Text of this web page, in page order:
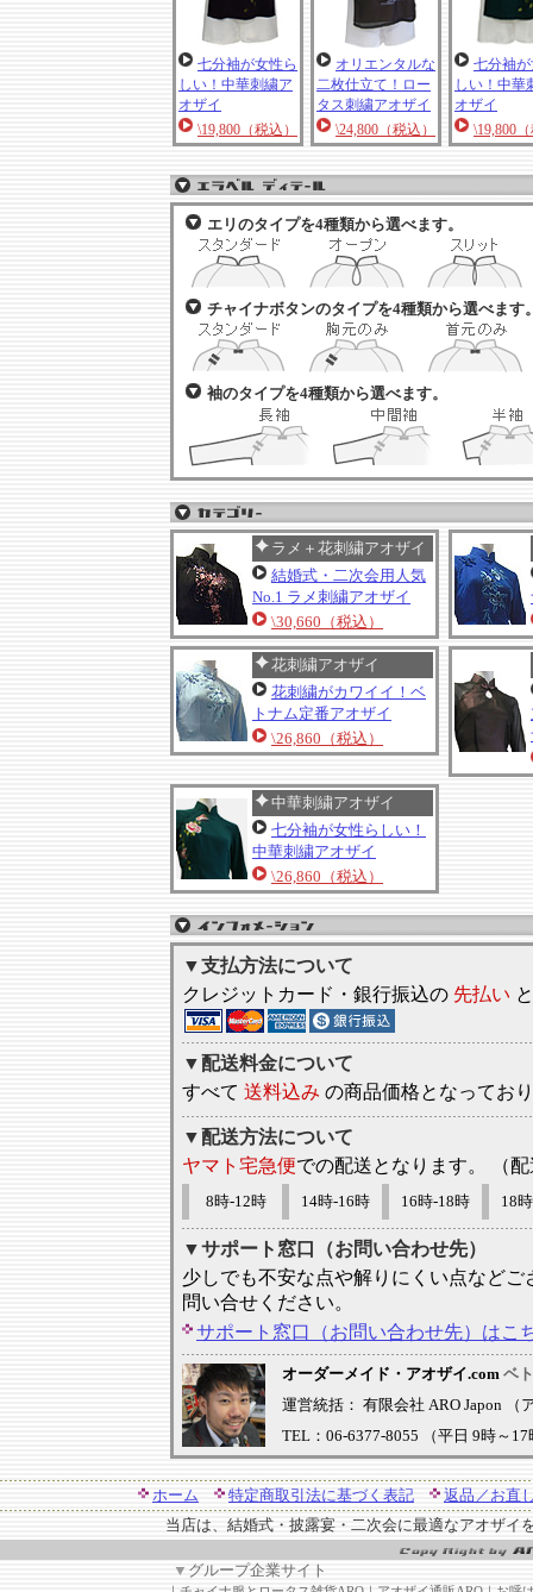
七分袖が女性ら
しい！中華刺繍ア
オザイ
\19,800（税込）
オリエンタルな
二枚仕立て！ロー
タス刺繍アオザイ
\24,800（税込）
七分袖
しい！中華
オザイ
\19,800
エリのタイプを4種類から選べます。
チャイナボタンのタイプを4種類から選べます
袖のタイプを4種類から選べます。
ラメ＋花刺繍アオザイ
結婚式・二次会用人気
No.1 ラメ刺繍アオザイ
\30,660（税込）
花刺繍アオザイ
花刺繍がカワイイ！ベ
トナム定番アオザイ
\26,860（税込）
中華刺繍アオザイ
七分袖が女性らしい！
中華刺繍アオザイ
\26,860（税込）
▼支払方法について
クレジットカード・銀行振込の 先払い
▼配送料金について
すべて 送料込み の商品価格となってお
▼配送方法について
ヤマト宅急便での配送となります。 （
8時-12時 14時-16時 16時-18時 18
▼サポート窓口（お問い合わせ先）
少しでも不安な点や解りにくい点など
問い合せください。
サポート窓口（お問い合わせ先）はこ
オーダーメイド・アオザイ.com ベ
運営統括： 有限会社 ARO Japon （
TEL：06-6377-8055 （平日 9時～17
ホーム 特定商取引法に基づく表記
返品／お直
当店は、結婚式・披露宴・二次会に最適なアオザ
▼ グループ企業サイト